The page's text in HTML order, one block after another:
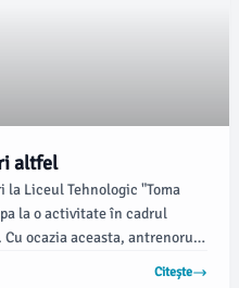
altfel
Liceul Tehnologic "Toma
la o activitate în cadrul
ocazia aceasta, antrenorul
Seto Takayuki, Marian Huja,
Citește